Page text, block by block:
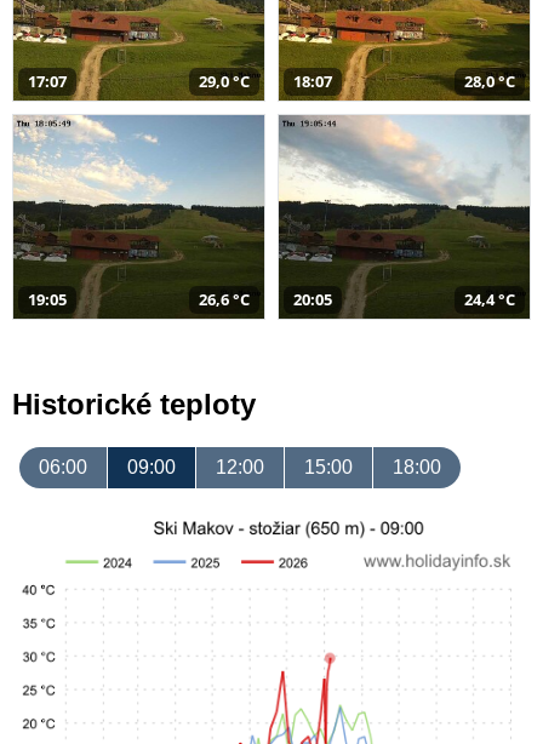
17:07 29,0 °C 18:07 28,0 °C
19:05 26,6 °C 20:05 24,4 °C
Historické teploty
06:00 09:00 12:00 15:00 18:00